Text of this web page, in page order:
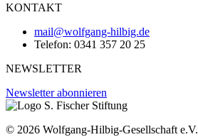
KONTAKT
mail@wolfgang-hilbig.de
Telefon: 0341 357 20 25
NEWSLETTER
Newsletter abonnieren
© 2026 Wolfgang-Hilbig-Gesellschaft e.V.